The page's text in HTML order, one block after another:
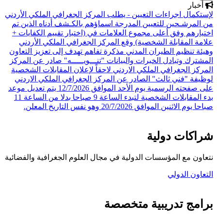
أخبار
لإستكمال اجراءات التعيين - يطلب المركز الجغرافي الملكي الأردني
من المرشـحين للتعيين المدرجة اسماؤهم بالكـشف أدناه الذين تم
اختيارهم وفق أعلى مجموع العلامات في (اختبار تقييم الكفايات +
علامة المقابلة الشخصية) وقع المركز الجغرافي الملكي الأردني
وهيئة تنظيم الطيران المدني مذكرة تفاهم تهدف إلى تعزيز التعاون
المشترك وتبادل الخبرات والبيانات "تنـــويـــــه" صادر عن المركز
المركز الجغرافي الملكي الاردني لاحقاً لإعلان المقابلات الشخصية
لوظيفة "فني ثالث" الصادر عن المركز الجغرافي الملكي الاردني
على صفحته الرسمية يوم الأحد الموافق 12/7/2026 يتم تعديل موعد
بدء المقابلات الشخصية لتبدء الساعة 9 صباحا بدلا من الساعة 11
صباحا يوم الاثنين الموافق 20/7/2026 وهو نفس التاريخ المعلن.
شراكات دولية
نتعاون مع المؤسسات الدولية في مجال العلوم الجغرافية والفضائية
التعاون الدولي
برامج تدريبية متخصصة